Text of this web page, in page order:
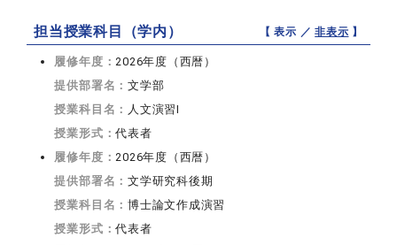
担当授業科目（学内） 【 表示 ／非表示 】
履修年度：2026年度（西暦）
提供部署名：文学部
授業科目名： 人文演習I
授業形式：代表者
履修年度：2026年度（西暦）
提供部署名：文学研究科後期
授業科目名：博士論文作成演習
授業形式：代表者